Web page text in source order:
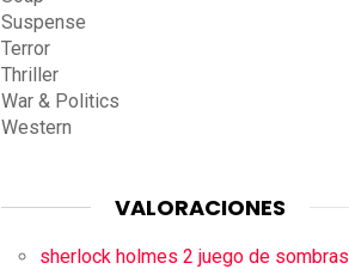
Suspense
Terror
Thriller
War & Politics
Western
VALORACIONES
sherlock holmes 2 juego de sombras